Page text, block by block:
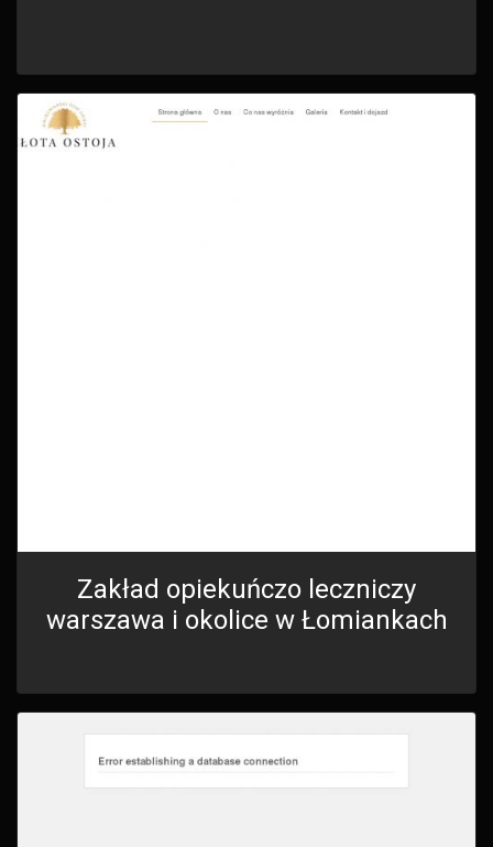
Zakład opiekuńczo leczniczy
warszawa i okolice w Łomiankach